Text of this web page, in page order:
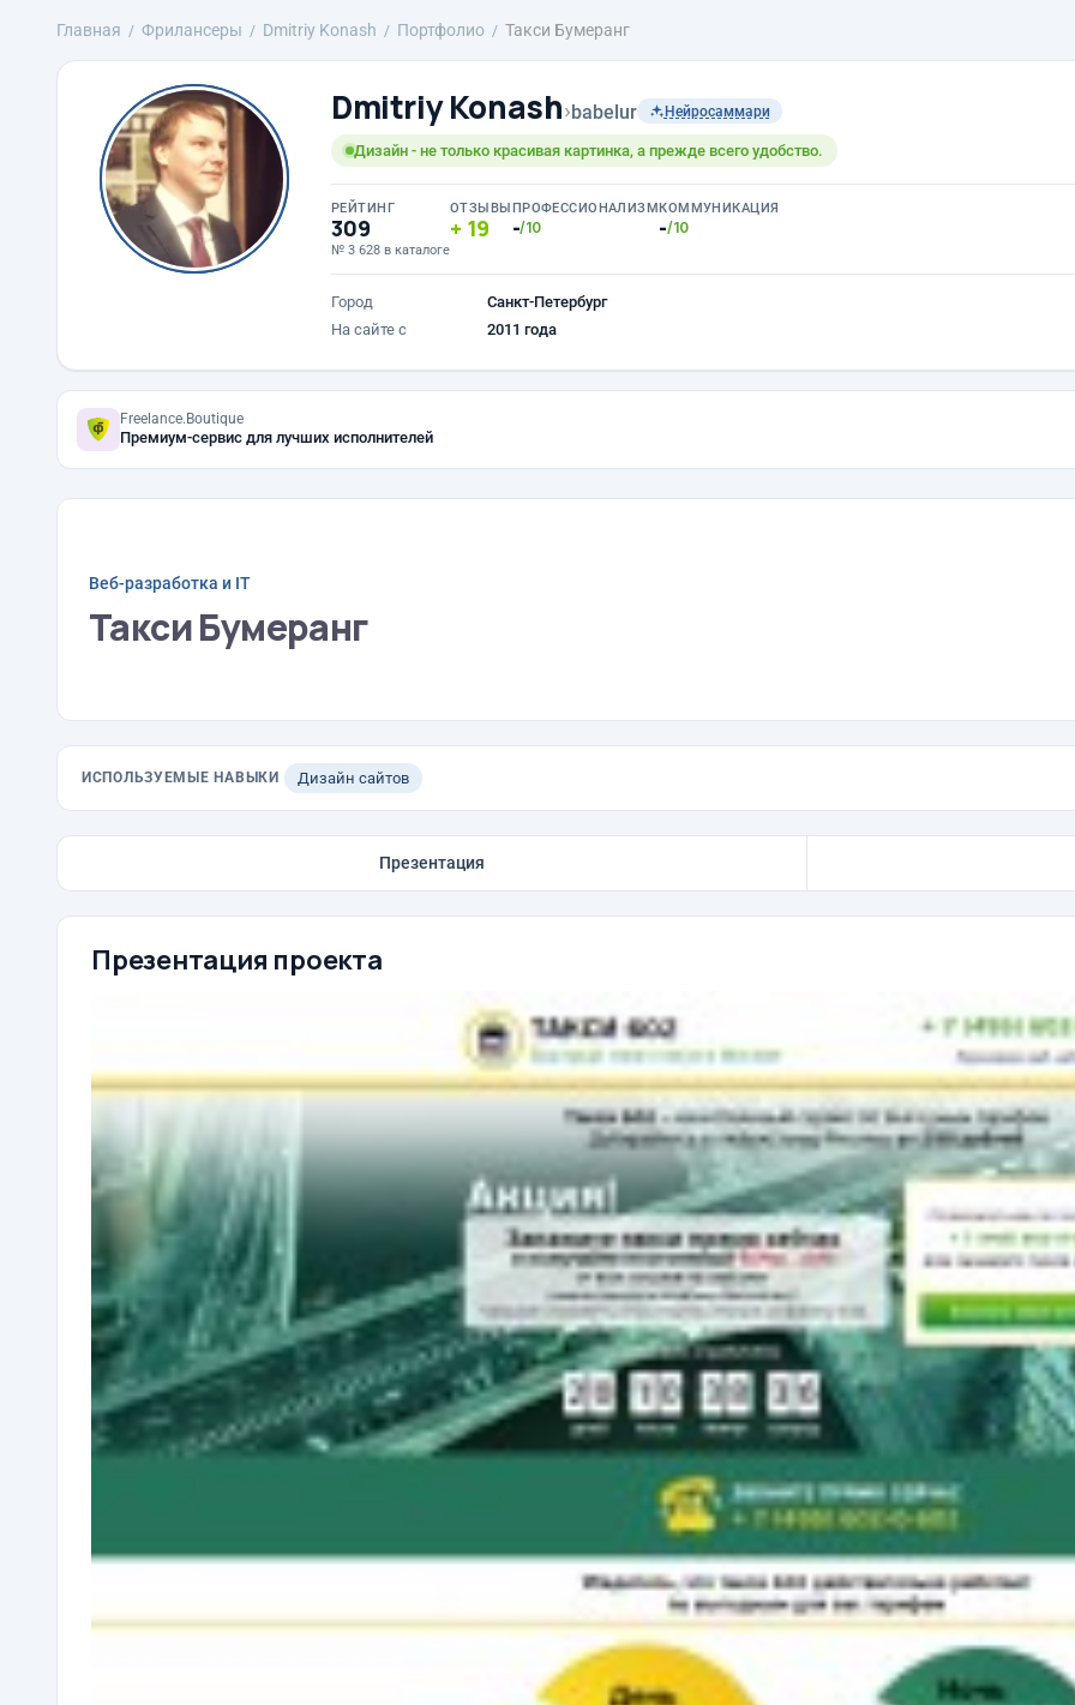
Главная Фрилансеры Dmitriy Konash Портфолио Такси Бумеранг
Dmitriy Konash›babelur Нейросаммари
Дизайн - не только красивая картинка, а прежде всего удобство.
РЕЙТИНГ
309
№ 3 628 в каталоге
ОТЗЫВЫ
19
ПРОФЕССИОНАЛИЗМ
-/10
КОММУНИКАЦИЯ
-/10
Город
Санкт-Петербург
На сайте с
2011 года
Freelance.Boutique
Премиум-сервис для лучших исполнителей
Веб-разработка и IT
Такси Бумеранг
ИСПОЛЬЗУЕМЫЕ НАВЫКИ Дизайн сайтов
Презентация
Презентация проекта